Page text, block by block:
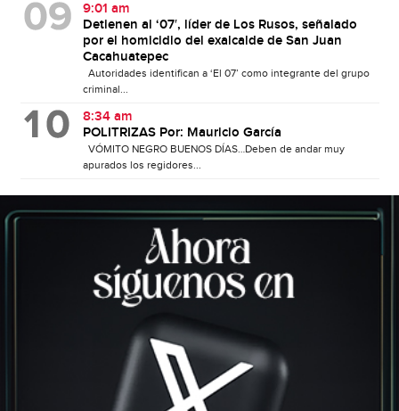
9:01 am
Detienen al ‘07′, líder de Los Rusos, señalado
por el homicidio del exalcalde de San Juan
Cacahuatepec
Autoridades identifican a ‘El 07’ como integrante del grupo
criminal...
8:34 am
POLITRIZAS Por: Mauricio García
VÓMITO NEGRO BUENOS DÍAS…Deben de andar muy
apurados los regidores...